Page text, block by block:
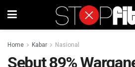
Home Kabar Nasional
Sebut 89%